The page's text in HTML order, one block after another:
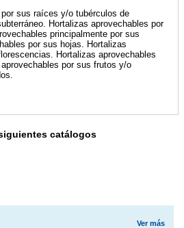
sus raíces y/o tubérculos de
Hortalizas aprovechables por
principalmente por sus
por sus hojas. Hortalizas
Hortalizas aprovechables
por sus frutos y/o
catálogos
Ver más